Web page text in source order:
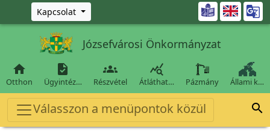
Ugrás a fő tartalomra
Kapcsolat 
Józsefvárosi Önkormányzat

Otthon

Ügyintéz…

Részvétel

Átláthat… Pázmány Állami k…
Válasszon a menüpontok közül 